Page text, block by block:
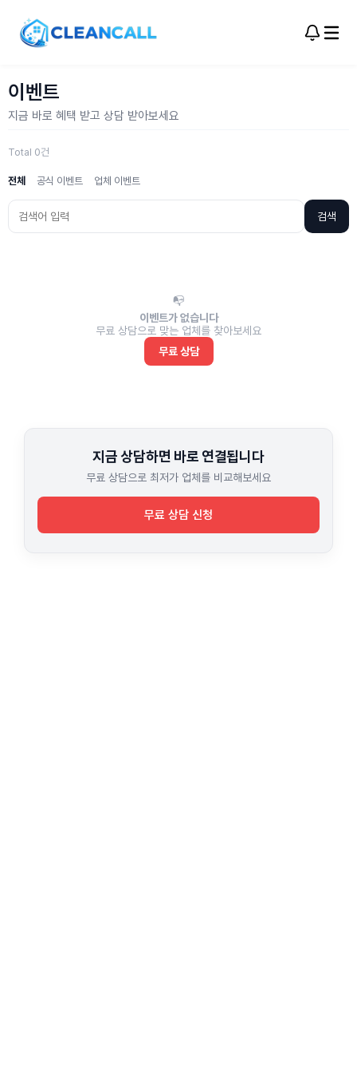
이벤트
지금 바로 혜택 받고 상담 받아보세요
Total 0건
전체 공식 이벤트 업체 이벤트
검색
📭
이벤트가 없습니다
무료 상담으로 맞는 업체를 찾아보세요
무료 상담
지금 상담하면 바로 연결됩니다
무료 상담으로 최저가 업체를 비교해보세요
무료 상담 신청